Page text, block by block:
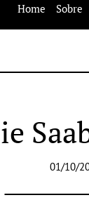
Home Sobre
01/10/